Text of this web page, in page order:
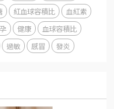
紅血球容積比
血紅素
健康
血球容積比
過敏 感冒 發炎